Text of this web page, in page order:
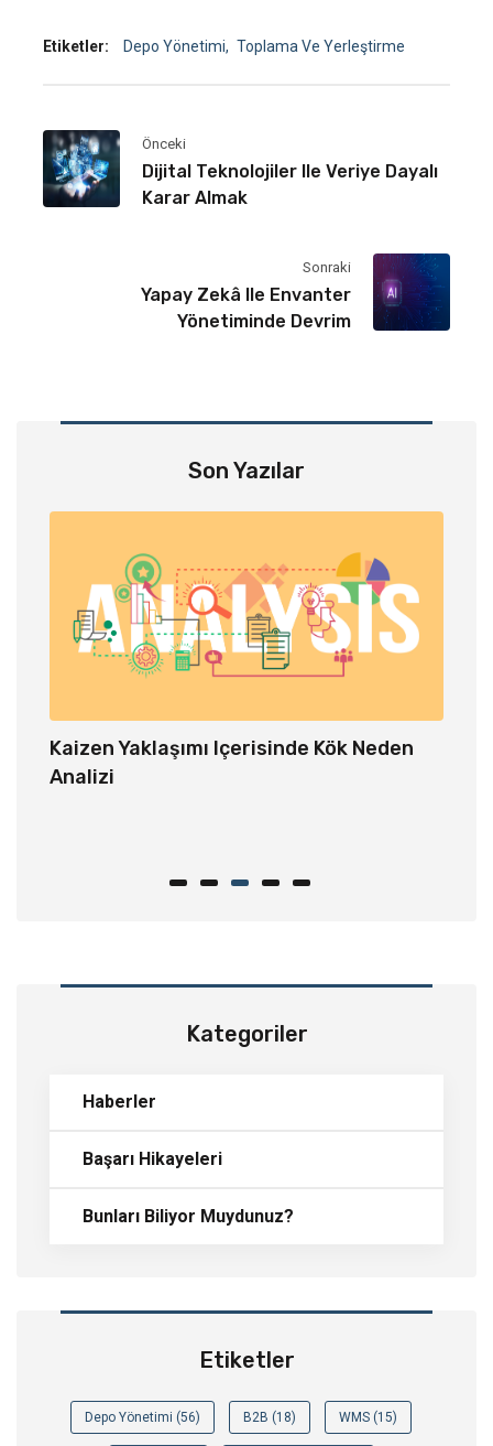
Son Yazılar
Kaizen Yaklaşımı Içerisinde Kök Neden
Analizi
Kategoriler
Haberler
Başarı Hikayeleri
Bunları Biliyor Muydunuz?
Etiketler
Depo Yönetimi (56) B2B (18) WMS (15)
Etiketler: Depo Yönetimi Toplama Ve Yerleştirme
Önceki
Dijital Teknolojiler Ile Veriye Dayalı
Karar Almak
Sonraki
Yapay Zekâ Ile Envanter
Yönetiminde Devrim